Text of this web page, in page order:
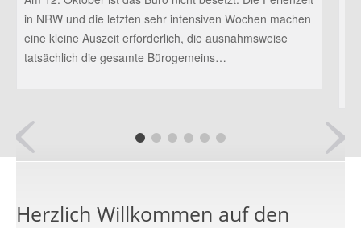
Kontakt
in NRW und die letzten sehr intensiven Wochen machen
eine kleine Auszeit erforderlich, die ausnahmsweise
tatsächlich die gesamte Bürogemeins…
Herzlich Willkommen auf den